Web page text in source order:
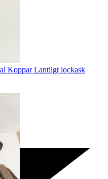
Koppar Lantligt lockask